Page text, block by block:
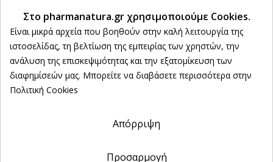
Ψάξτε ξανά αυτό που θέλετε να βρείτε
Αναζήτηση
Αναζήτηση προϊόντων:
Στο pharmanatura.gr χρησιμοποιούμε Cookies.
Είναι μικρά αρχεία που βοηθούν στην καλή λειτουργία της
ιστοσελίδας, τη βελτίωση της εμπειρίας των χρηστών, την
ανάλυση της επισκεψιμότητας και την εξατομίκευση των
διαφημίσεών μας. Μπορείτε να διαβάσετε περισσότερα στην
Πολιτική Cookies
Απόρριψη
Προσαρμογή